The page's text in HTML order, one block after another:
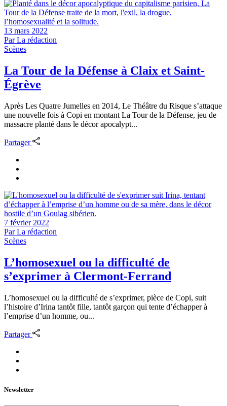
13 mars 2022
ParLa rédaction
Scènes
La Tour de la Défense à Claix et Saint-
Égrève
Après Les Quatre Jumelles en 2014, Le Théâtre du Risque s’attaque
une nouvelle fois à Copi en montant La Tour de la Défense, jeu de
massacre planté dans le décor apocalypt...
Partager
7 février 2022
ParLa rédaction
Scènes
L’homosexuel ou la difficulté de
s’exprimer à Clermont-Ferrand
L’homosexuel ou la difficulté de s’exprimer, pièce de Copi, suit
l’histoire d’Irina tantôt fille, tantôt garçon qui tente d’échapper à
l’emprise d’un homme, ou...
Partager
Newsletter